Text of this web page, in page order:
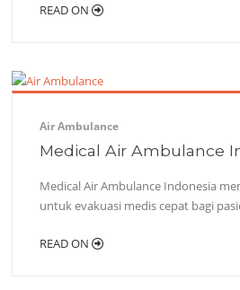
READ ON
Air Ambulance
Medical Air Ambulance
Medical Air Ambulance Indonesia
untuk evakuasi medis cepat bagi
READ ON